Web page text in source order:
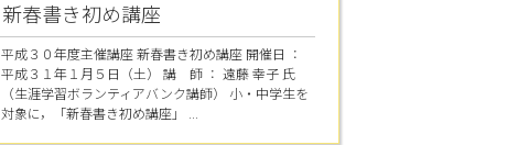
新春書き初め講座
平成３０年度主催講座 新春書き初め講座 開催日 ：
平成３１年１月５日（土） 講 師 ： 遠藤 幸子 氏
（生涯学習ボランティアバンク講師） 小・中学生を
対象に，「新春書き初め講座」 ...